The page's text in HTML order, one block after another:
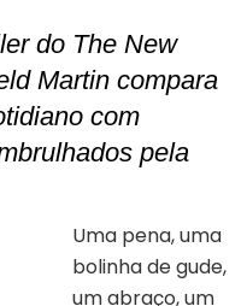
do The New
Martin compara
com
pela
Uma pena, uma
bolinha de gude,
um abraço, um